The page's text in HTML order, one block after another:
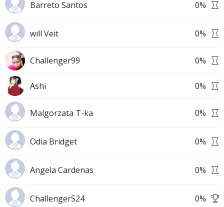
Barreto Santos 0%
will Veit 0%
Challenger99 0%
Ashi 0%
Malgorzata T-ka 0%
Odia Bridget 0%
Angela Cardenas 0%
Challenger524 0%